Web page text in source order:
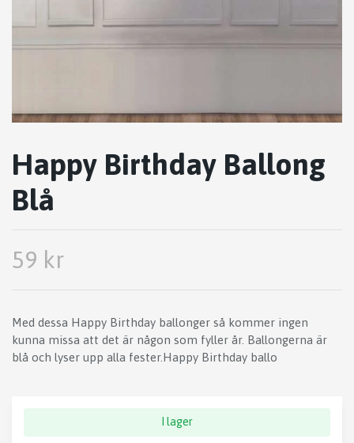
Happy Birthday Ballong
Blå
59 kr
Med dessa Happy Birthday ballonger så kommer ingen
kunna missa att det är någon som fyller år. Ballongerna är
blå och lyser upp alla fester.Happy Birthday ballo
I lager